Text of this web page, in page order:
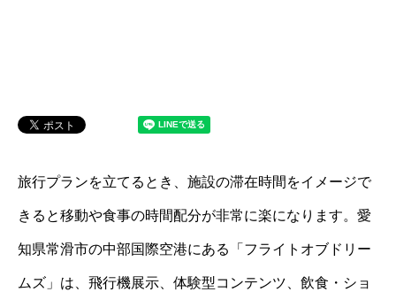
旅行プランを立てるとき、施設の滞在時間をイメージで
きると移動や食事の時間配分が非常に楽になります。愛
知県常滑市の中部国際空港にある「フライトオブドリー
ムズ」は、飛行機展示、体験型コンテンツ、飲食・ショ